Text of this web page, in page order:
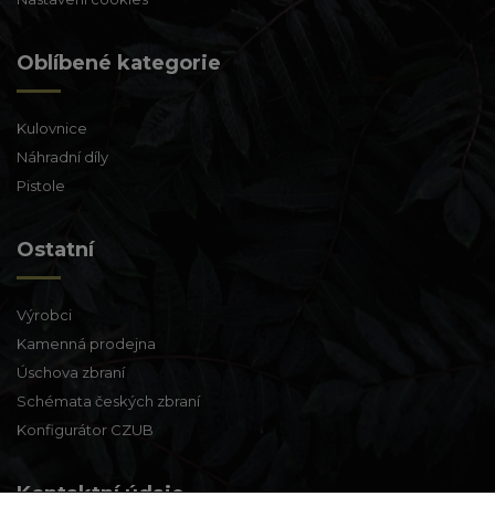
Oblíbené kategorie
Kulovnice
Náhradní díly
Pistole
Ostatní
Výrobci
Kamenná prodejna
Úschova zbraní
Schémata českých zbraní
Konfigurátor CZUB
Kontaktní údaje